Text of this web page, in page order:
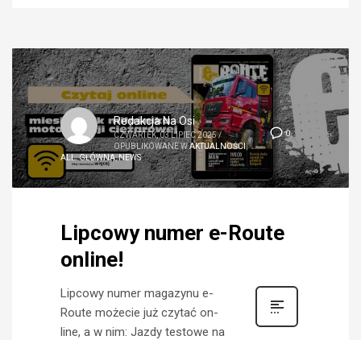
0
Redakcja Na Osi
CZWARTEK, 03 LIPIEC 2025/
OPUBLIKOWANE WAKTUALNOŚCI
ALL,GŁÓWNA,NEWS
Lipcowy numer e-Route
online!
Lipcowy numer magazynu e-
Route możecie już czytać on-
line, a w nim: Jazdy testowe na